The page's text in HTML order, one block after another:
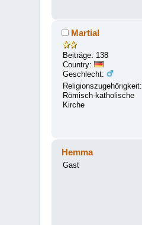
Martial
Beiträge: 138
Country:
Geschlecht:
Religionszugehörigkeit:
Römisch-katholische
Kirche
Hemma
Gast